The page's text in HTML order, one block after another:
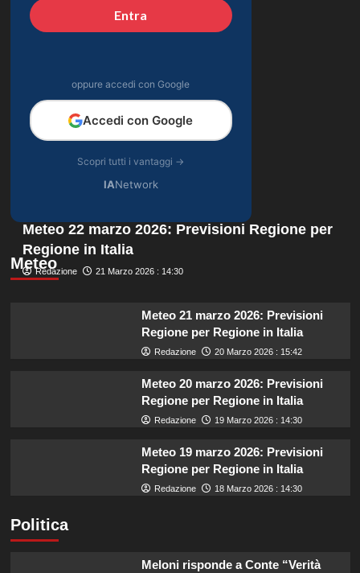
Entra
oppure accedi con Google
Accedi con Google
Scopri tutti i vantaggi →
IANetwork
Meteo
Meteo 22 marzo 2026: Previsioni Regione per
Regione in Italia
Redazione 21 Marzo 2026 : 14:30
Meteo 21 marzo 2026: Previsioni
Regione per Regione in Italia
Redazione 20 Marzo 2026 : 15:42
Meteo 20 marzo 2026: Previsioni
Regione per Regione in Italia
Redazione 19 Marzo 2026 : 14:30
Meteo 19 marzo 2026: Previsioni
Regione per Regione in Italia
Redazione 18 Marzo 2026 : 14:30
Politica
Meloni risponde a Conte “Verità